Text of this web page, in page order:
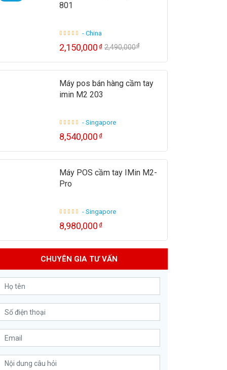
801
- China
2,150,000₫ 2,490,000₫
Máy pos bán hàng cầm tay
imin M2 203
- Singapore
8,540,000₫
Máy POS cầm tay IMin M2-
Pro
- Singapore
8,980,000₫
CHUYÊN GIA TƯ VẤN